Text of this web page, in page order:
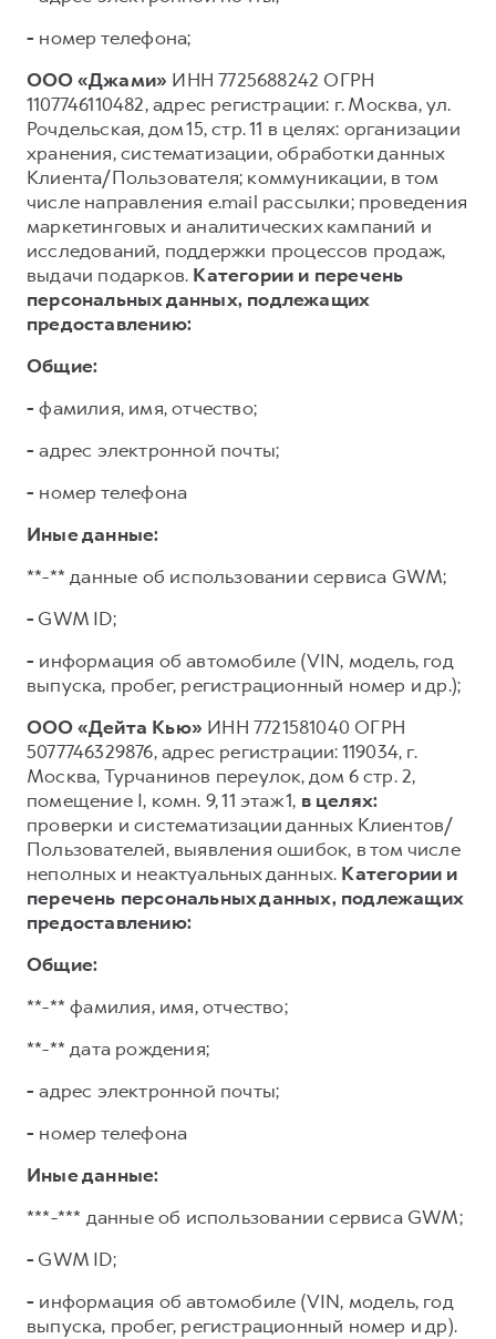
- номер телефона;
ООО «Джами» ИНН 7725688242 ОГРН
1107746110482, адрес регистрации: г. Москва, ул.
Рочдельская, дом 15, стр. 11 в целях: организации
хранения, систематизации, обработки данных
Клиента/Пользователя; коммуникации, в том
числе направления e.mail рассылки; проведения
маркетинговых и аналитических кампаний и
исследований, поддержки процессов продаж,
выдачи подарков. Категории и перечень
персональных данных, подлежащих
предоставлению:
Общие:
- фамилия, имя, отчество;
- адрес электронной почты;
- номер телефона
Иные данные:
**-** данные об использовании сервиса GWM;
- GWM ID;
- информация об автомобиле (VIN, модель, год
выпуска, пробег, регистрационный номер и др.);
ООО «Дейта Кью» ИНН 7721581040 ОГРН
5077746329876, адрес регистрации: 119034, г.
Москва, Турчанинов переулок, дом 6 стр. 2,
помещение I, комн. 9, 11 этаж 1, в целях:
проверки и систематизации данных Клиентов/
Пользователей, выявления ошибок, в том числе
неполных и неактуальных данных. Категории и
перечень персональных данных, подлежащих
предоставлению:
Общие:
**-** фамилия, имя, отчество;
**-** дата рождения;
- адрес электронной почты;
- номер телефона
Иные данные:
***-*** данные об использовании сервиса GWM;
- GWM ID;
- информация об автомобиле (VIN, модель, год
выпуска, пробег, регистрационный номер и др).